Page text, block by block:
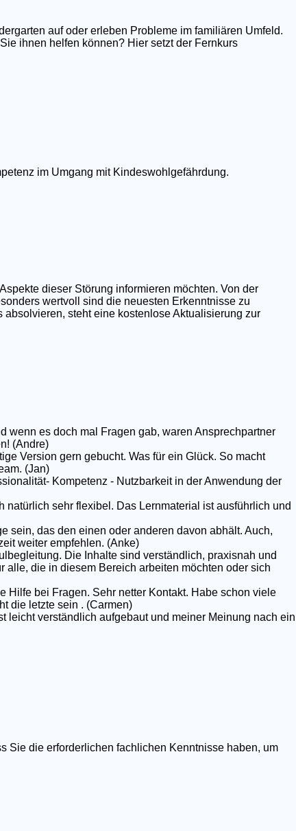
auf oder erleben Probleme im familiären Umfeld.
ihnen helfen können? Hier setzt der Fernkurs
im Umgang mit Kindeswohlgefährdung.
dieser Störung informieren möchten. Von der
wertvoll sind die neuesten Erkenntnisse zu
steht eine kostenlose Aktualisierung zur
wenn es doch mal Fragen gab, waren Ansprechpartner
(Andre)
Version gern gebucht. Was für ein Glück. So macht
(Jan)
Kompetenz - Nutzbarkeit in der Anwendung der
sehr flexibel. Das Lernmaterial ist ausführlich und
sein, das den einen oder anderen davon abhält. Auch,
weiter empfehlen. (Anke)
Die Inhalte sind verständlich, praxisnah und
alle, die in diesem Bereich arbeiten möchten oder sich
Hilfe bei Fragen. Sehr netter Kontakt. Habe schon viele
die letzte sein . (Carmen)
leicht verständlich aufgebaut und meiner Meinung nach ein
Sie die erforderlichen fachlichen Kenntnisse haben, um